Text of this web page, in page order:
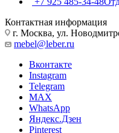
Контактная информация
г. Москва, ул.
mebel@leber.ru
Вконтакте
Instagram
Telegram
MAX
WhatsApp
Яндекс.Дзен
Pinterest